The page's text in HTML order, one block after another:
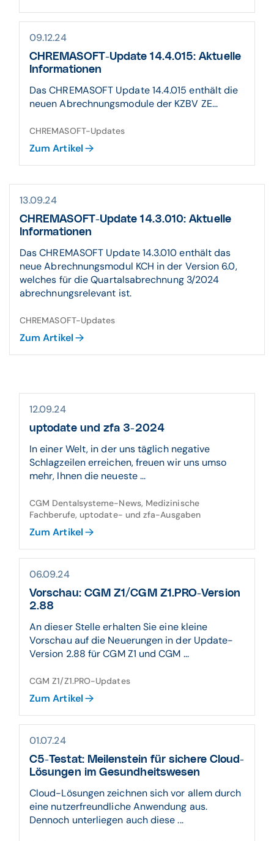
09.12.24
CHREMASOFT-Update 14.4.015: Aktuelle
Informationen
Das CHREMASOFT Update 14.4.015 enthält die
neuen Abrechnungsmodule der KZBV ZE...
CHREMASOFT-Updates
Zum Artikel
13.09.24
CHREMASOFT-Update 14.3.010: Aktuelle
Informationen
Das CHREMASOFT Update 14.3.010 enthält das
neue Abrechnungsmodul KCH in der Version 6.0,
welches für die Quartalsabrechnung 3/2024
abrechnungsrelevant ist.
CHREMASOFT-Updates
Zum Artikel
12.09.24
uptodate und zfa 3-2024
In einer Welt, in der uns täglich negative
Schlagzeilen erreichen, freuen wir uns umso
mehr, Ihnen die neueste ...
CGM Dentalsysteme-News, Medizinische
Fachberufe, uptodate- und zfa-Ausgaben
Zum Artikel
06.09.24
Vorschau: CGM Z1/CGM Z1.PRO-Version
2.88
An dieser Stelle erhalten Sie eine kleine
Vorschau auf die Neuerungen in der Update-
Version 2.88 für CGM Z1 und CGM ...
CGM Z1/Z1.PRO-Updates
Zum Artikel
01.07.24
C5-Testat: Meilenstein für sichere Cloud-
Lösungen im Gesundheitswesen
Cloud-Lösungen zeichnen sich vor allem durch
eine nutzerfreundliche Anwendung aus.
Dennoch unterliegen auch diese ...